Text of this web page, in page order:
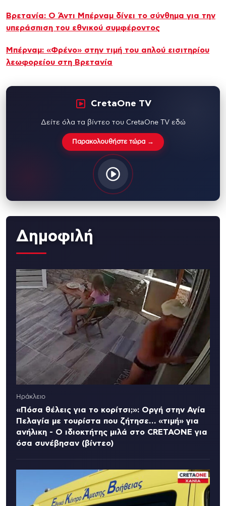
Βρετανία: Ο Άντι Μπέρναμ δίνει το σύνθημα για την
υπεράσπιση του εθνικού συμφέροντος
Μπέρναμ: «Φρένο» στην τιμή του απλού εισιτηρίου
λεωφορείου στη Βρετανία
CretaOne TV
Δείτε όλα τα βίντεο του CretaOne TV εδώ
Παρακολουθήστε τώρα →
Δημοφιλή
Ηράκλειο
«Πόσα θέλεις για το κορίτσι;»: Οργή στην Αγία
Πελαγία με τουρίστα που ζήτησε… «τιμή» για
ανήλικη - Ο ιδιοκτήτης μιλά στο CRETAONE για
όσα συνέβησαν (βίντεο)